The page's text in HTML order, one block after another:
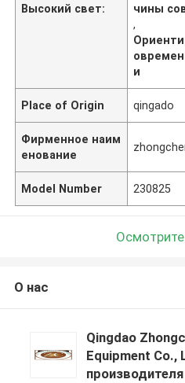
Высокий свет:
чины
,
и
Place of Origin qingado
Фирменное наим
енование
Model Number 230825
О нас
Qingdao
Equipment Co.,
производителя